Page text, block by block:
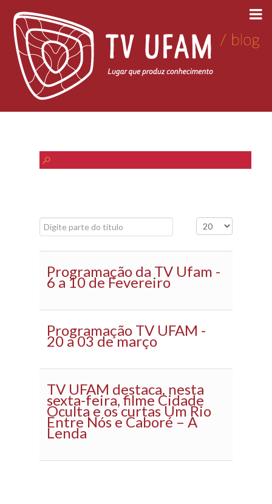
Digite parte do título Exibir #
Programação da TV Ufam -
6 a 10 de Fevereiro
Programação TV UFAM -
20 a 03 de março
TV UFAM destaca, nesta
sexta-feira, filme Cidade
Oculta e os curtas Um Rio
Entre Nós e Caboré – A
Lenda